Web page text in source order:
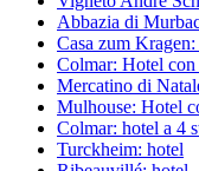
Abbazia di
Casa zum
Colmar: Hotel con
Mercatino di
Mulhouse: Hotel
Colmar: hotel a 4
Turckheim: hotel